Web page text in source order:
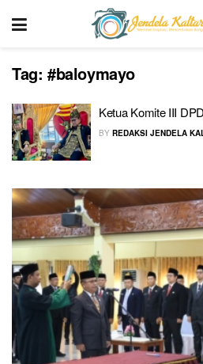
Tag: #baloymayo
Ketua Komite III
BY REDAKSI JENDELA